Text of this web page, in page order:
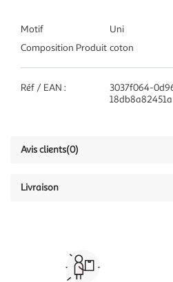
Motif
Uni
Composition Produit coton
Réf / EAN :
3037f064-
18db8a82451a
Avis clients(0)
Livraison